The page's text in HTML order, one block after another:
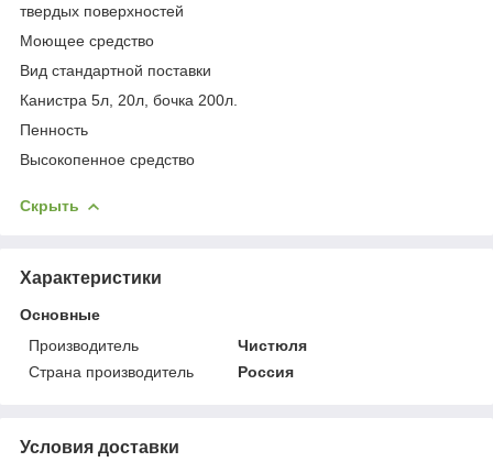
твердых поверхностей
Моющее средство
Вид стандартной поставки
Канистра 5л, 20л, бочка 200л.
Пенность
Высокопенное средство
Скрыть
Характеристики
Основные
Производитель
Чистюля
Страна производитель
Россия
Условия доставки